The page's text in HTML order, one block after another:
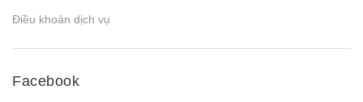
Điều khoản dịch vụ
Facebook